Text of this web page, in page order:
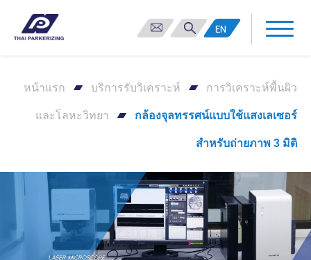
EN
หน้าแรก บริการรับวิเคราะห์ การวิเคราะห์พื้นผิว
และโลหะวิทยา กล้องจุลทรรศน์แบบใช้แสงเลเซอร์
สำหรับถ่ายภาพ 3 มิติ